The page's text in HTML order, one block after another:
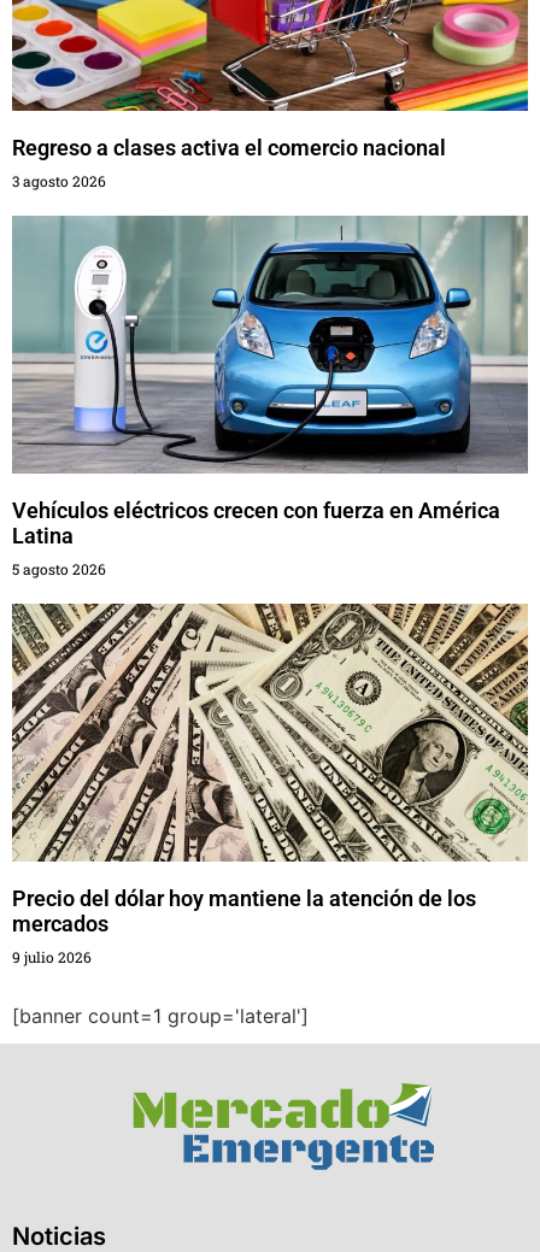
Regreso a clases activa el comercio nacional
3 agosto 2026
Vehículos eléctricos crecen con fuerza en América
Latina
5 agosto 2026
Precio del dólar hoy mantiene la atención de los
mercados
9 julio 2026
[banner count=1 group='lateral']
Noticias